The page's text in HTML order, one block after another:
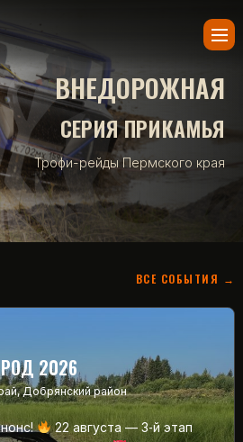
ВНЕДОРОЖНАЯ
СЕРИЯ ПРИКАМЬЯ
Трофи-рейды Пермского края
ВСЕ СОБЫТИЯ →
2026
Добрянский район
22 августа — 3‑й этап